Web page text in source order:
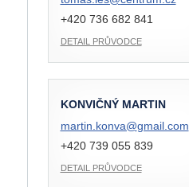
+420 736 682 841
DETAIL PRŮVODCE
KONVIČNÝ MARTIN
martin.konva@gmail.com
+420 739 055 839
DETAIL PRŮVODCE